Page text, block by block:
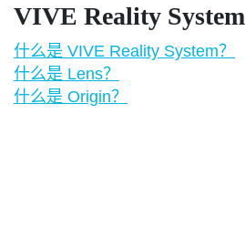
VIVE Reality System
什么是 VIVE Reality System？
什么是 Lens？
什么是 Origin？